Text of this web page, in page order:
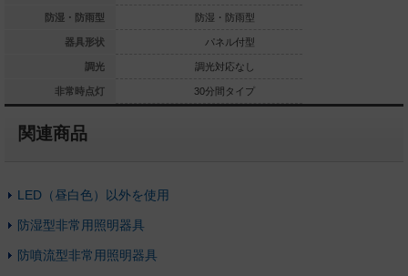
防湿・防雨型
器具形状
調光
非常時点灯
防湿・防雨型
パネル付型
防湿・防雨型
パネル付型
調光対応なし
30分間タイプ
関連商品
LED（昼白色）以外を使用
防湿型非常用照明器具
防噴流型非常用照明器具